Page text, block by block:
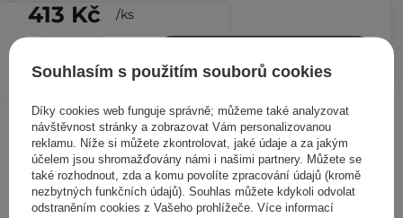
413 Kč /ks
Ostatní zákazníci si prohlédli
Souhlasím s použitím souborů cookies
Díky cookies web funguje správně; můžeme také analyzovat
návštěvnost stránky a zobrazovat Vám personalizovanou
reklamu. Níže si můžete zkontrolovat, jaké údaje a za jakým
účelem jsou shromažďovány námi i našimi partnery. Můžete se
také rozhodnout, zda a komu povolíte zpracování údajů (kromě
nezbytných funkčních údajů). Souhlas můžete kdykoli odvolat
odstraněním cookies z Vašeho prohlížeče. Více informací